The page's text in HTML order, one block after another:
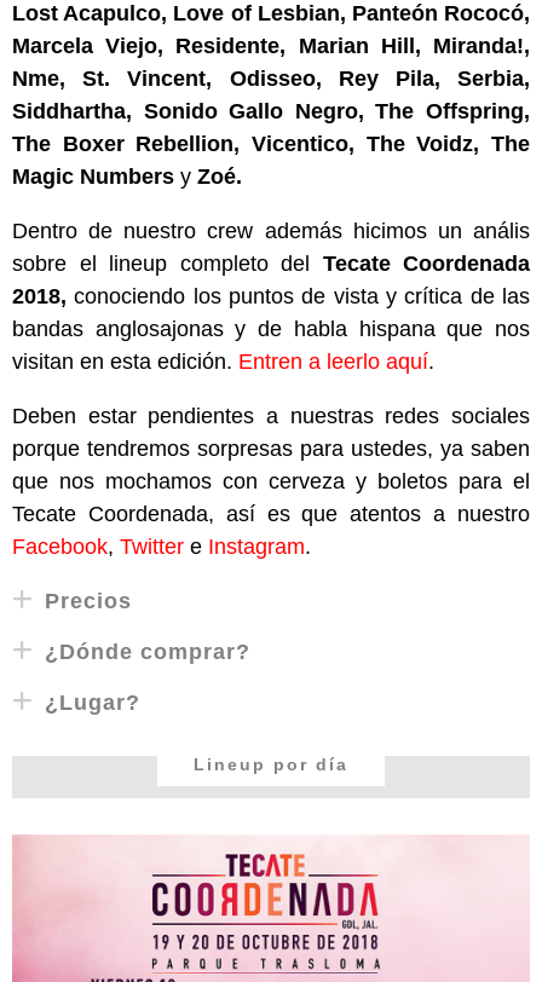
Lost Acapulco, Love of Lesbian, Panteón Rococó,
Marcela Viejo, Residente, Marian Hill, Miranda!,
Nme, St. Vincent, Odisseo, Rey Pila, Serbia,
Siddhartha, Sonido Gallo Negro, The Offspring,
The Boxer Rebellion, Vicentico, The Voidz, The
Magic Numbers y Zoé.
Dentro de nuestro crew además hicimos un anális
sobre el lineup completo del Tecate Coordenada
2018, conociendo los puntos de vista y crítica de las
bandas anglosajonas y de habla hispana que nos
visitan en esta edición. Entren a leerlo aquí.
Deben estar pendientes a nuestras redes sociales
porque tendremos sorpresas para ustedes, ya saben
que nos mochamos con cerveza y boletos para el
Tecate Coordenada, así es que atentos a nuestro
Facebook, Twitter e Instagram.
Precios
¿Dónde comprar?
¿Lugar?
Lineup por día